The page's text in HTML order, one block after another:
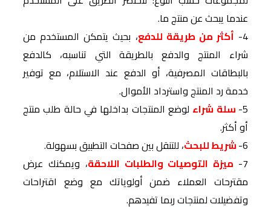
عندما يبحث عن منتج ما.
4- أكثر من طريقة للدفع، بحيث يتمكن المستخدم من
شراء المنتج والدفع بالطريقة التي تناسبه، كالدفع
بالبطاقات المصرفية، أو الدفع عند الاستلام، مع توفير
خدمة رد المنتج واسترداد الأموال.
5- سلة شراء لوضع المنتجات بداخلها في حالة طلب منتج
أو أكثر.
6- شريط للبحث، للتنقل بين صفحات التطبيق بسهولة.
7- ميزة التوصيات والطلبات اللاحقة، ويمكنك عرض
مقترحات العملاء ضمن أولوياتك مع وضع اقتراحات
وتفضيلات لمنتجات ربما تفيدهم.